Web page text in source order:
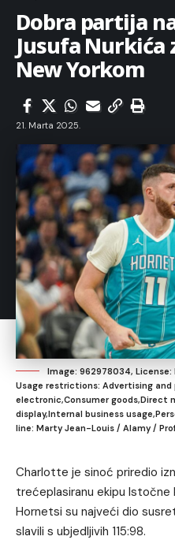
Dobra partija
Jusufa Nurkića
New Yorkom
21. Marta 2025.
Image: 962978034,
Usage restrictions: Advertising
electronic,Consumer goods,Direct
display,Internal business
line: Marty Jean-Louis / Alamy /
Charlotte je sinoć priredio
trećeplasiranu ekipu Istočne
Hornetsi su najveći dio
slavili s ubjedljivih 115:98.